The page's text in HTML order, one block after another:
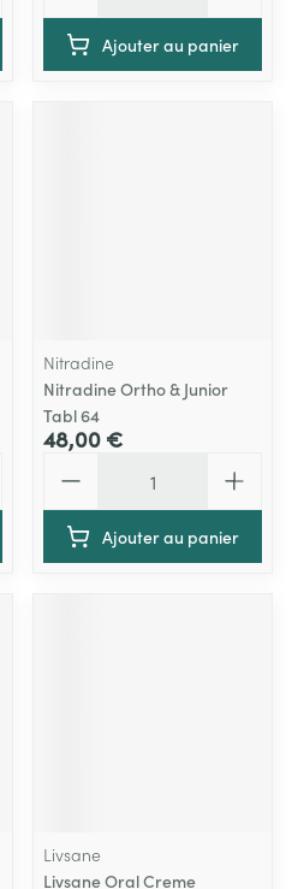
Ajouter au panier
Nitradine
Nitradine Ortho & Junior
Tabl 64
48,00 €
Ajouter au panier
Livsane
Livsane Oral Creme